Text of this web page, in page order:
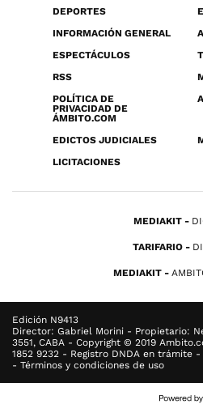
DEPORTES
INFORMACIÓN GENERAL
ESPECTÁCULOS
RSS
POLÍTICA DE
PRIVACIDAD DE
ÁMBITO.COM
EDICTOS JUDICIALES
LICITACIONES
MEDIAKIT
TARIFARIO
MEDIAKIT
Edición N9413
Director: Gabriel Morini - Propietario:
3551, CABA - Copyright © 2019
1852 9232 - Registro DNDA en trámite
- Términos y condiciones de uso